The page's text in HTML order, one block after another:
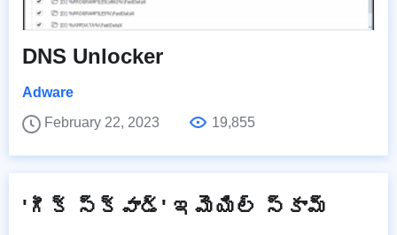
DNS Unlocker
Adware
February 22, 2023
19,855
'గీక్ స్క్వాడ్' ఇమెయిల్ స్కామ్